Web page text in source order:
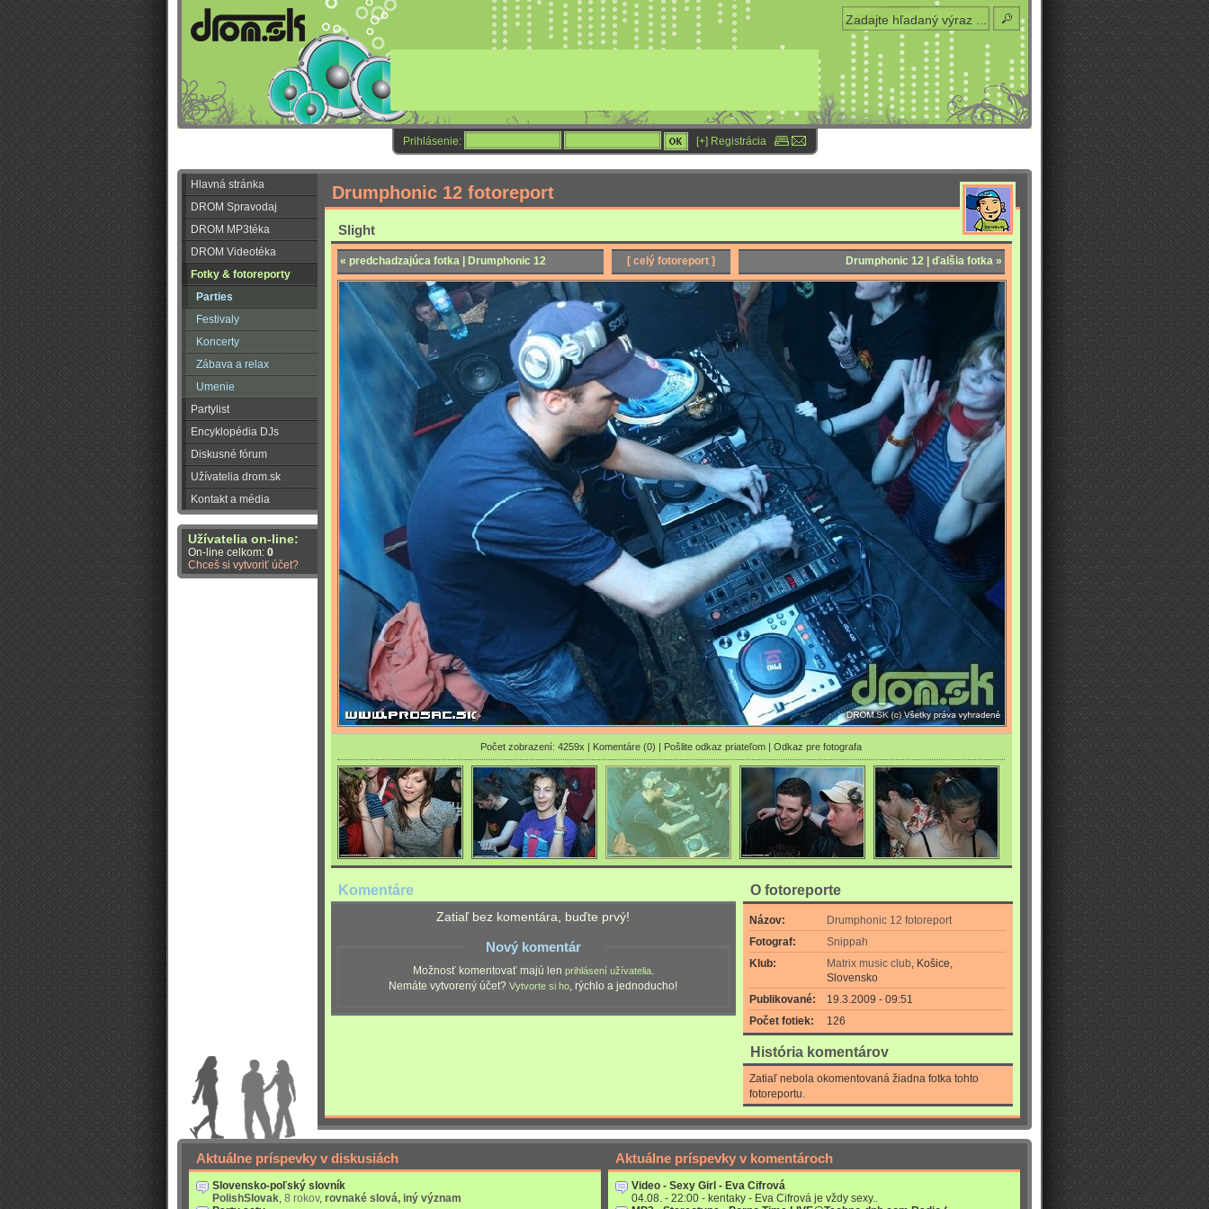
Prihlásenie: [+] Registrácia
Hlavná stránka
DROM Spravodaj
DROM MP3téka
DROM Videotéka
Fotky & fotoreporty
Parties
Festivaly
Koncerty
Zábava a relax
Umenie
Partylist
Encyklopédia DJs
Diskusné fórum
Užívatelia drom.sk
Kontakt a média
Užívatelia on-line:
On-line celkom: 0
Chceš si vytvoriť účet?
Drumphonic 12 fotoreport
Slight
« predchadzajúca fotka | Drumphonic 12 [ celý fotoreport ] Drumphonic 12 | ďalšia fotka »
Počet zobrazení: 4259x | Komentáre (0) | Pošlite odkaz priateľom | Odkaz pre fotografa
Komentáre
Zatiaľ bez komentára, buďte prvý!
Nový komentár
Možnosť komentovať majú len prihlásení užívatelia.
Nemáte vytvorený účet? Vytvorte si ho , rýchlo a jednoducho!
O fotoreporte
Názov:
Drumphonic 12 fotoreport
Fotograf:
Snippah
Klub:
Matrix music club, Košice,
Slovensko
Publikované:
19.3.2009 - 09:51
Počet fotiek:
126
História komentárov
Zatiaľ nebola okomentovaná žiadna fotka tohto
fotoreportu.
Aktuálne príspevky v diskusiách
Slovensko-poľský slovník
PolishSlovak, 8 rokov, rovnaké slová, iný význam
Aktuálne príspevky v komentároch
Video - Sexy Girl - Eva Cifrová
04.08. - 22:00 - kentaky - Eva Cifrová je vždy sexy..